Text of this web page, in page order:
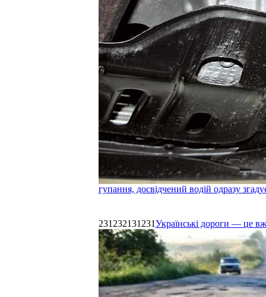
гупання, досвідчений водій одразу
231232131231Українські дороги — це